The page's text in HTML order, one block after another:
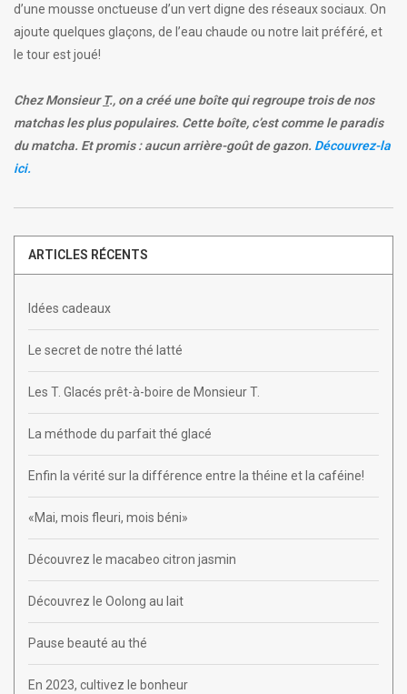
d’une mousse onctueuse d’un vert digne des réseaux sociaux. On
ajoute quelques glaçons, de l’eau chaude ou notre lait préféré, et
le tour est joué!
Chez MonsieurT., on a créé une boîte qui regroupe trois de nos
matchas les plus populaires. Cette boîte, c’est comme le paradis
du matcha. Et promis : aucun arrière-goût de gazon. Découvrez-la
ici.
ARTICLES RÉCENTS
Idées cadeaux
Le secret de notre thé latté
Les T. Glacés prêt-à-boire de Monsieur T.
La méthode du parfait thé glacé
Enfin la vérité sur la différence entre la théine et la caféine!
«Mai, mois fleuri, mois béni»
Découvrez le macabeo citron jasmin
Découvrez le Oolong au lait
Pause beauté au thé
En 2023, cultivez le bonheur